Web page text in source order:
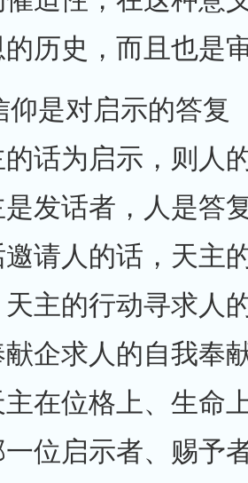
的历史，而且也是
是对启示的答复
话为启示，则人
发话者，人是答
请人的话，天主
主的行动寻求人
企求人的自我奉
在位格上、生命
位启示者、赐予